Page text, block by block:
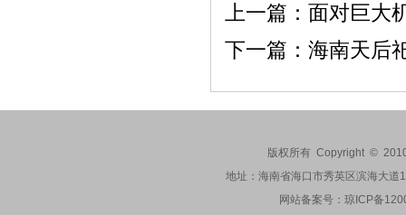
上一篇： 面对巨大
下一篇： 海南天后
版权所有 Copyright ©
地址：海南省海口市秀英区滨海大
网站备案号： 琼ICP备